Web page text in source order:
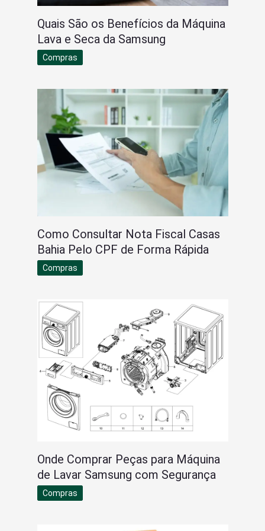
Quais São os Benefícios da Máquina
Lava e Seca da Samsung
Compras
Como Consultar Nota Fiscal Casas
Bahia Pelo CPF de Forma Rápida
Compras
Onde Comprar Peças para Máquina
de Lavar Samsung com Segurança
Compras